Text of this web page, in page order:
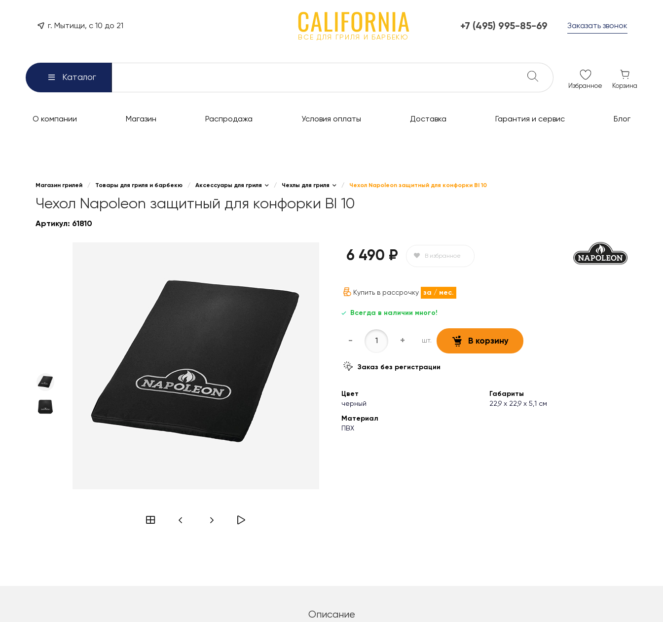
г. Мытищи, с 10 до 21
ВСЕ ДЛЯ ГРИЛЯ И БАРБЕКЮ
+7 (495) 995-85-69
ежедневно с 10 до 21
Заказать звонок
Каталог
Избранное Корзина
О компании Магазин Распродажа Условия оплаты Доставка Гарантия и сервис Блог
Магазин грилей / Товары для гриля и барбекю / Аксессуары для гриля / Чехлы для гриля / Чехол Napoleon защитный для конфорки BI 10
Чехол Napoleon защитный для конфорки BI 10
Артикул: 61810
6 490 ₽ В избранное
Купить в рассрочку за / мес.
Всегда в наличии много!
- + шт. В корзину
Заказ без регистрации
Цвет
черный
Габариты
22,9 х 22,9 х 5,1 см
Материал
ПВХ
Описание